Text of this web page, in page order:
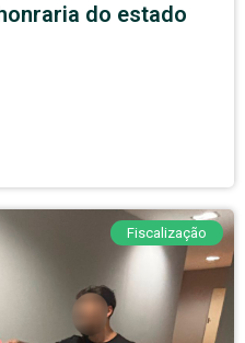
do estado
Fiscalização